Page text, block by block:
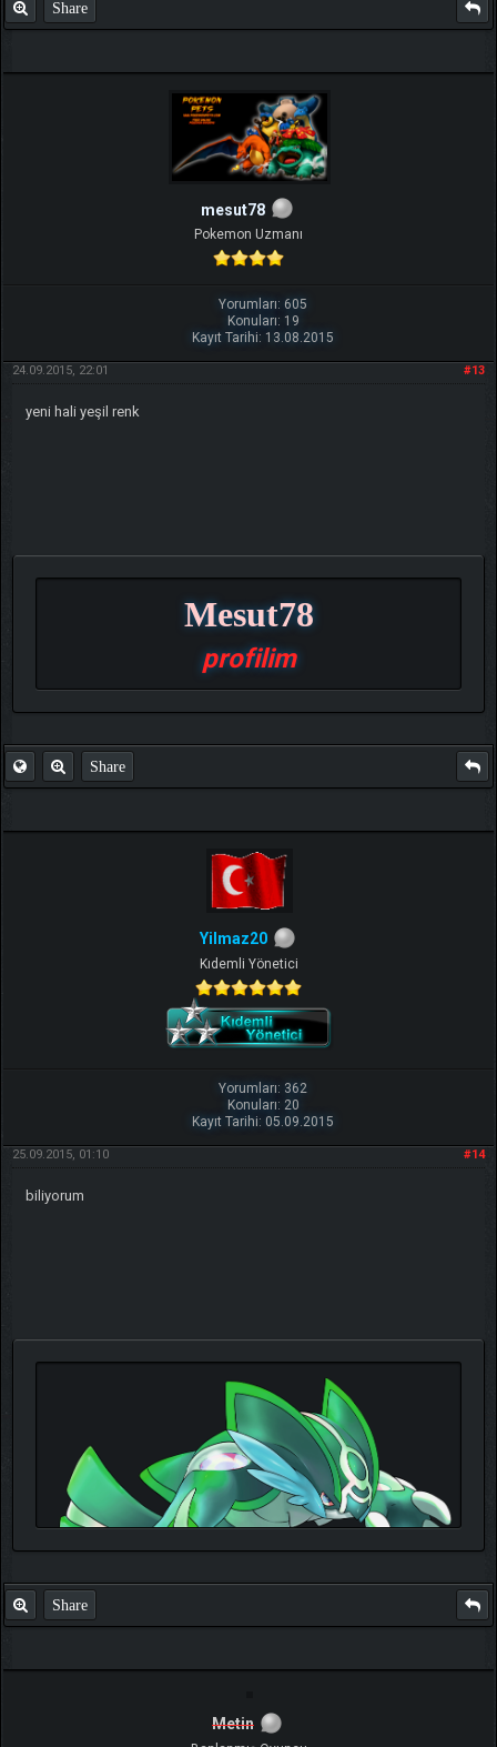
Benim ve diğer eğitmenlerin taktikleri için
Share
mesut78
Pokemon Uzmanı
Yorumları: 605
Konuları: 19
Kayıt Tarihi: 13.08.2015
#13
24.09.2015, 22:01
yeni hali yeşil renk
Mesut78
profilim
Share
Yilmaz20
Kıdemli Yönetici
Yorumları: 362
Konuları: 20
Kayıt Tarihi: 05.09.2015
#14
25.09.2015, 01:10
biliyorum
Benim ve diğer eğitmenlerin taktikleri için
Share
Metin